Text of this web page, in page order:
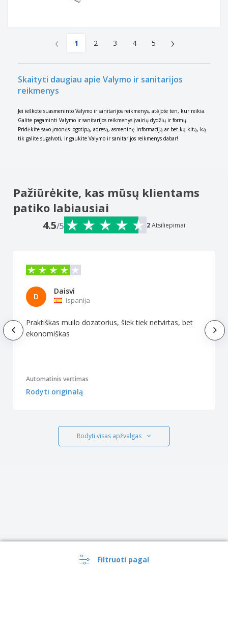
Filtruoti pagal
‹ 1 2 3 4 5 ›
Skaityti daugiau apie Valymo ir sanitarijos
reikmenys
Jei ieškote suasmeninto Valymo ir sanitarijos reikmenys, atėjote ten, kur reikia.
Galite pagaminti Valymo ir sanitarijos reikmenys įvairių dydžių ir formų.
Pridėkite savo įmonės logotipą, adresą, asmeninę informaciją ar bet ką kitą, ką
tik galite sugalvoti, ir gaukite Valymo ir sanitarijos reikmenys dabar!
Pažiūrėkite, kas mūsų klientams
patiko labiausiai
4.5/5 2Atsiliepimai
D
Daisvi
Ispanija
Praktiškas muilo dozatorius, šiek tiek netvirtas, bet
ekonomiškas
Automatinis vertimas
Rodyti originalą
Rodyti visas apžvalgas